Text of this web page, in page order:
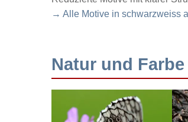
→ Alle Motive in schwarzweiss
Natur und Farbe